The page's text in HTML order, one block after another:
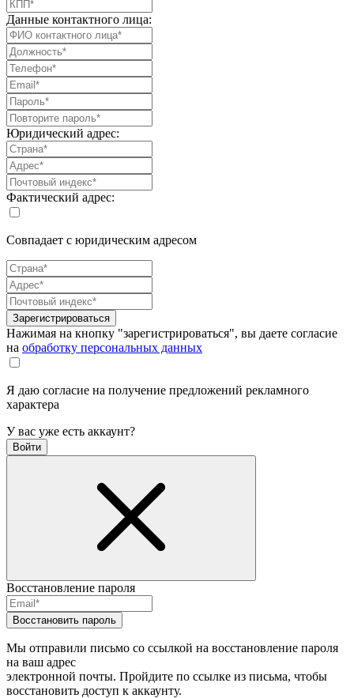
Данные контактного лица:
Юридический адрес:
Фактический адрес:
Совпадает с юридическим адресом
Зарегистрироваться
Нажимая на кнопку "зарегистрироваться", вы даете согласие
на обработку персональных данных
Я даю согласие на получение предложений рекламного
характера
У вас уже есть аккаунт?
Войти
Восстановление пароля
Восстановить пароль
Мы отправили письмо со ссылкой на восстановление пароля
на ваш адрес
электронной почты. Пройдите по ссылке из письма, чтобы
восстановить доступ к аккаунту.